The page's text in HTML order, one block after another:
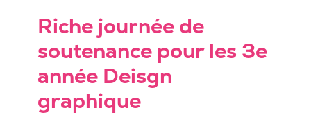
Riche journée de
soutenance pour les 3e
année Deisgn
graphique